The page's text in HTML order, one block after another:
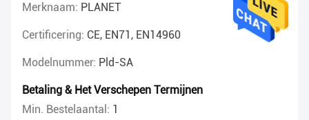
Merknaam: PLANET
Certificering: CE, EN71, EN14960
Modelnummer: Pld-SA
Betaling & Het Verschepen Termijnen
Min. Bestelaantal: 1